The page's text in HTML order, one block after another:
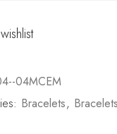
04MCEM
Bracelets,